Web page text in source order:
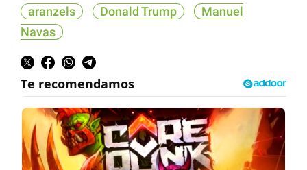
aranzels Donald Trump
Manuel
Navas